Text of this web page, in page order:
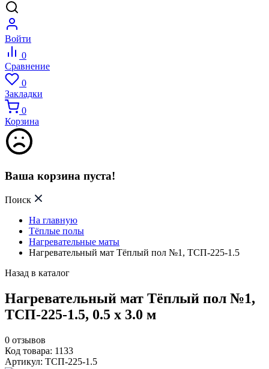
Войти
0
Сравнение
0
Закладки
0
Корзина
Ваша корзина пуста!
Поиск
На главную
Тёплые полы
Нагревательные маты
Нагревательный мат Тёплый пол №1, ТСП-225-1.5
Назад в каталог
Нагревательный мат Тёплый пол №1,
ТСП-225-1.5, 0.5 х 3.0 м
0 отзывов
Код товара: 1133
Артикул: ТСП-225-1.5